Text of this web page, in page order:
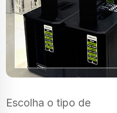
Escolha o tipo de